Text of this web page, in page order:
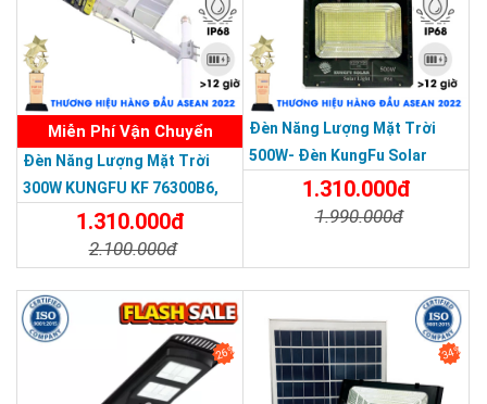
Miễn Phí Vận Chuyển
Đèn Năng Lượng Mặt Trời
300W KUNGFU KF 76300B6,
IP68, Bảng Giá 2026
1.310.000đ
2.100.000đ
Đèn Năng Lượng Mặt Trời
500W- Đèn KungFu Solar
Năng Lượng Mặt Trời 500W,IP
67 Loại Lớn
1.310.000đ
1.990.000đ
26% 34%